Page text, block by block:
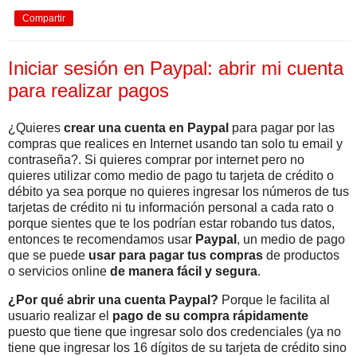
Compartir
Iniciar sesión en Paypal: abrir mi cuenta
para realizar pagos
¿Quieres crear una cuenta en Paypal para pagar por las
compras que realices en Internet usando tan solo tu email y
contraseña?. Si quieres comprar por internet pero no
quieres utilizar como medio de pago tu tarjeta de crédito o
débito ya sea porque no quieres ingresar los números de tus
tarjetas de crédito ni tu información personal a cada rato o
porque sientes que te los podrían estar robando tus datos,
entonces te recomendamos usar Paypal , un medio de pago
que se puede usar para pagar tus compras de productos
o servicios online de manera fácil y segura.
¿Por qué abrir una cuenta Paypal? Porque le facilita al
usuario realizar el pago de su compra rápidamente
puesto que tiene que ingresar solo dos credenciales (ya no
tiene que ingresar los 16 dígitos de su tarjeta de crédito sino